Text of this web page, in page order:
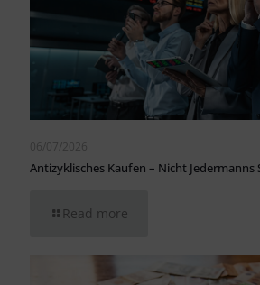
06/07/2026
Antizyklisches Kaufen – Nicht Jedermanns
Read more